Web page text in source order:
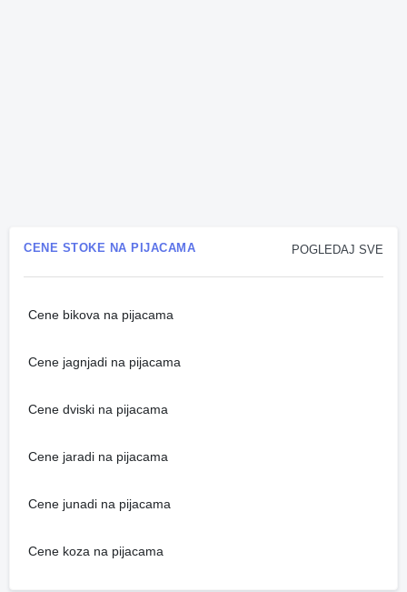
POGLEDAJ SVE
CENE STOKE NA PIJACAMA
Cene bikova na pijacama
Cene jagnjadi na pijacama
Cene dviski na pijacama
Cene jaradi na pijacama
Cene junadi na pijacama
Cene koza na pijacama